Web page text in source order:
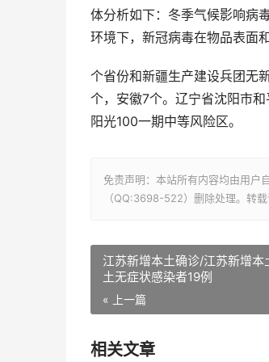
体分析如下：冬季气候影响病
环境下，新冠病毒在物品表面
个省份和新疆生产建设兵团无
个，安徽7个。辽宁省沈阳市
阳光100一期中等风险区。
免责声明：本站所有内容均由用户
（QQ:3698-522）删除处理。转载
江苏新增本土确诊/江苏新增
土无症状感染者19例
« 上一篇
相关文章